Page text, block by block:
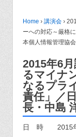
Home › 講演会 ›
ーへの対応～厳格
本個人情報管理協
2015年6
るマイナ
なるプラ
責任」／
長・中島
日 時 2015年